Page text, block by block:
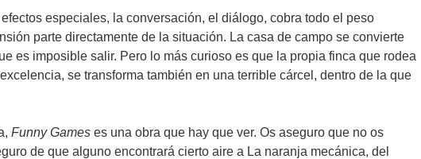
especiales, la conversación, el diálogo, cobra todo el peso
parte directamente de la situación. La casa de campo se convierte
es imposible salir. Pero lo más curioso es que la propia finca que rodea
se transforma también en una terrible cárcel, dentro de la que
Funny Games es una obra que hay que ver. Os aseguro que no os
de que alguno encontrará cierto aire a La naranja mecánica, del